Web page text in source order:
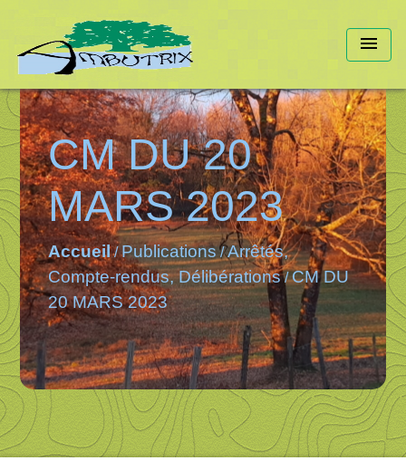
menu
CM DU 20
MARS 2023
Accueil/Publications/Arrêtés,
Compte-rendus, Délibérations/CM DU
20 MARS 2023